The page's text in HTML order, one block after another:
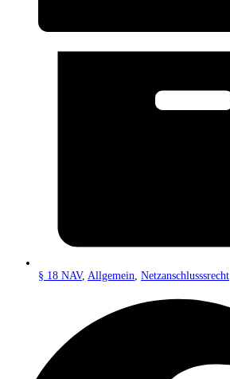
§ 18 NAV, Allgemein, Netzanschlusssrecht